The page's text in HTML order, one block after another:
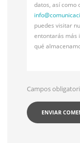
datos, así como
info@
puedes visitar
entontarás más
qué
Campos